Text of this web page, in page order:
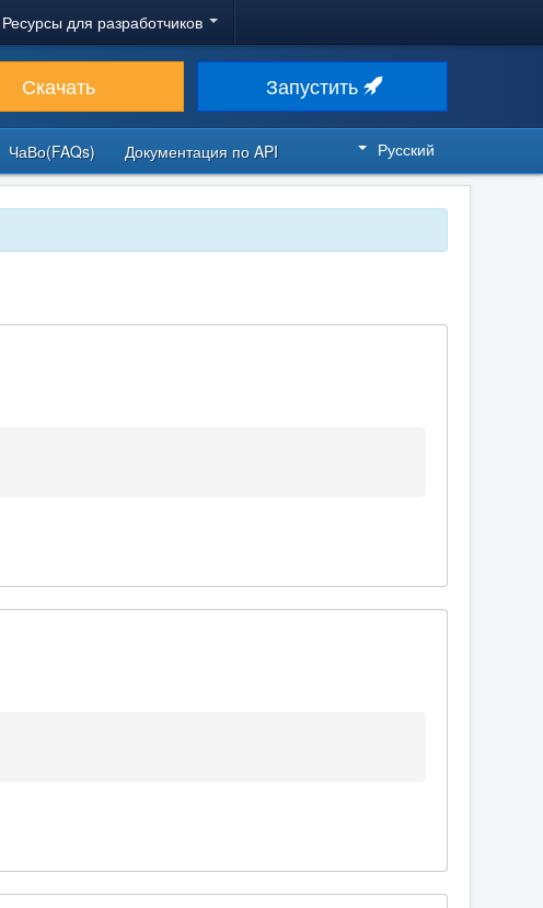
Ресурсы для разработчиков
Скачать Запустить
ЧаВо(FAQs) Документация по API Русский